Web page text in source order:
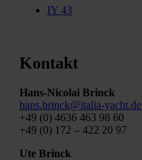
IY 43
Kontakt
Hans-Nicolai Brinck
hans.brinck@italia-yacht.de
+49 (0) 4636 463 98 60
+49 (0) 172 – 422 20 97
Ute Brinck